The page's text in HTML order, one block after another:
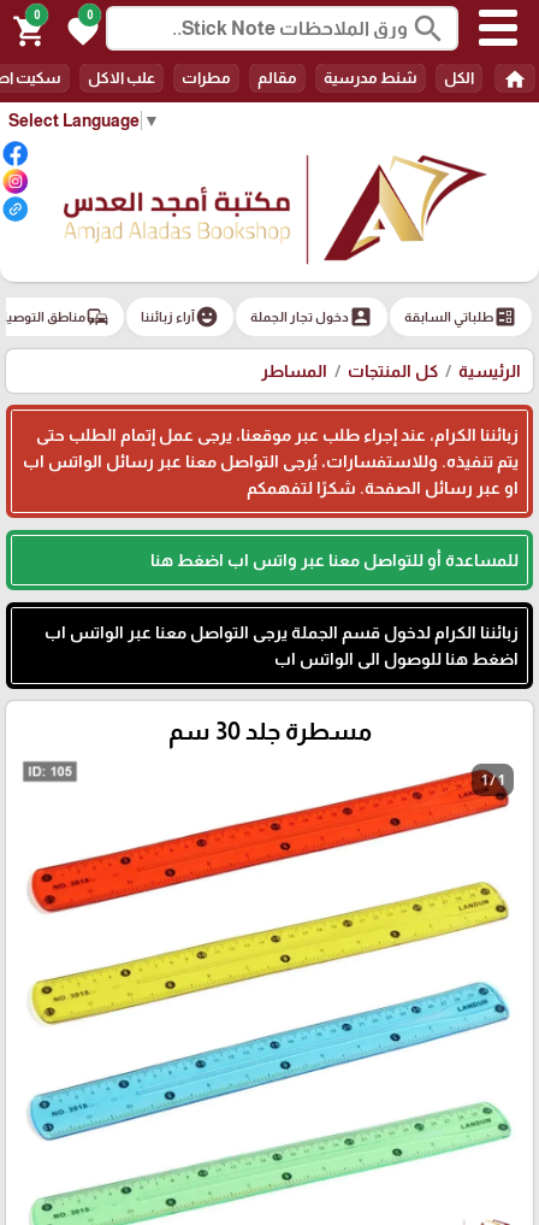
Select Language ▼
search
0
favorite
0
shopping_cart
home الكل شنط مدرسية مقالم مطرات علب الاكل سكيت
ballotطلباتي السابقة account_boxدخول تجار الجملة emoji_emotionsآراء زبائننا commuteمناطق
الرئيسية كل المنتجات المساطر
زبائننا الكرام، عند إجراء طلب عبر موقعنا، يرجى عمل إتمام الطلب حتى
يتم تنفيذه. وللاستفسارات، يُرجى التواصل معنا عبر رسائل الواتس اب
او عبر رسائل الصفحة. شكرًا لتفهمكم
للمساعدة أو للتواصل معنا عبر واتس اب اضغط هنا
زبائننا الكرام لدخول قسم الجملة يرجى التواصل معنا عبر الواتس اب
اضغط هنا للوصول الى الواتس اب
مسطرة جلد 30 سم
1 / 1